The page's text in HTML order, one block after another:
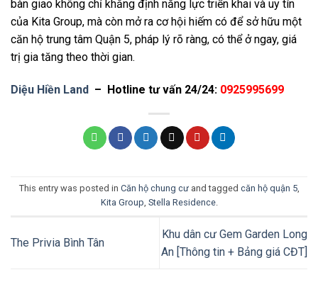
bàn giao không chỉ khẳng định năng lực triển khai và uy tín
của Kita Group, mà còn mở ra cơ hội hiếm có để sở hữu một
căn hộ trung tâm Quận 5, pháp lý rõ ràng, có thể ở ngay, giá
trị gia tăng theo thời gian.
Diệu Hiền Land – Hotline tư vấn 24/24: 0925995699
This entry was posted in Căn hộ chung cưand tagged căn hộ quận 5,
Kita Group Stella Residence.
The Privia Bình Tân
Khu dân cư Gem Garden Long
An [Thông tin + Bảng giá CĐT]